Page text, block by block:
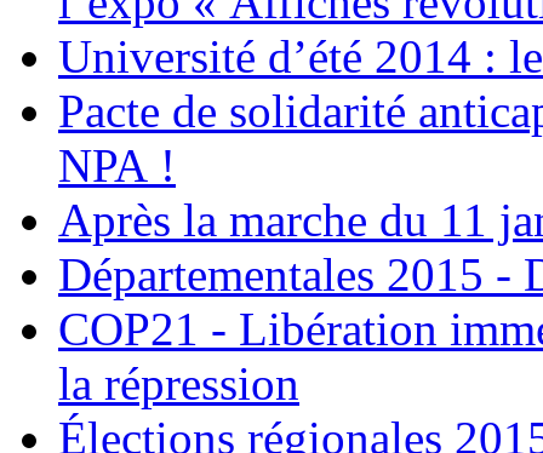
Université d’été 2014 :
Pacte de solidarité
NPA !
Après la marche du 11
Départementales 2015 -
COP21 - Libération
la répression
Élections régionales